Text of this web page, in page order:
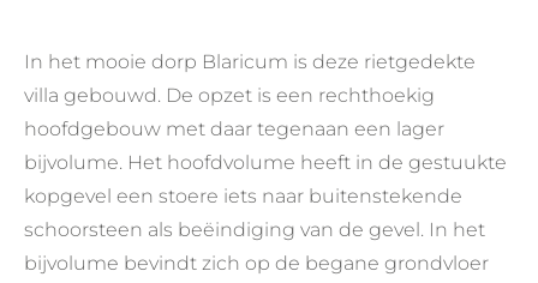
In het mooie dorp Blaricum is deze rietgedekte
villa gebouwd. De opzet is een rechthoekig
hoofdgebouw met daar tegenaan een lager
bijvolume. Het hoofdvolume heeft in de gestuukte
kopgevel een stoere iets naar buitenstekende
schoorsteen als beëindiging van de gevel. In het
bijvolume bevindt zich op de begane grondvloer